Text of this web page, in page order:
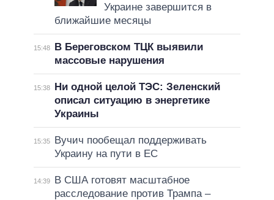
Украине завершится в
ближайшие месяцы
15:48
В Береговском ТЦК выявили
массовые нарушения
15:38
Ни одной целой ТЭС: Зеленский
описал ситуацию в энергетике
Украины
15:35
Вучич пообещал поддерживать
Украину на пути в ЕС
14:39
В США готовят масштабное
расследование против Трампа –